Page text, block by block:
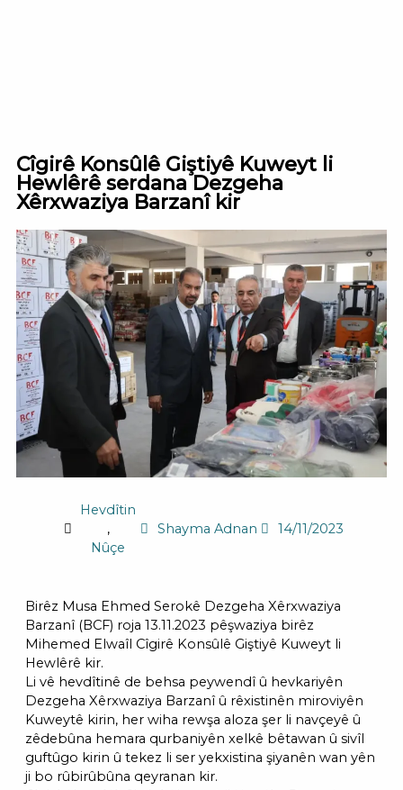
Cîgirê Konsûlê Giştiyê Kuweyt li
Hewlêrê serdana Dezgeha
Xêrxwaziya Barzanî kir
Hevdîtin
,
Nûçe
Shayma Adnan 14/11/2023
Birêz Musa Ehmed Serokê Dezgeha Xêrxwaziya
Barzanî (BCF) roja 13.11.2023 pêşwaziya birêz
Mihemed Elwaîl Cîgirê Konsûlê Giştiyê Kuweyt li
Hewlêrê kir.
Li vê hevdîtinê de behsa peywendî û hevkariyên
Dezgeha Xêrxwaziya Barzanî û rêxistinên miroviyên
Kuweytê kirin, her wiha rewşa aloza şer li navçeyê û
zêdebûna hemara qurbaniyên xelkê bêtawan û sivîl
guftûgo kirin û tekez li ser yekxistina şiyanên wan yên
ji bo rûbirûbûna qeyranan kir.